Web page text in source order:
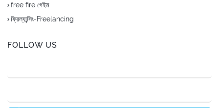
free fire গেইম
ফ্রিল্যান্সিং-Freelancing
FOLLOW US